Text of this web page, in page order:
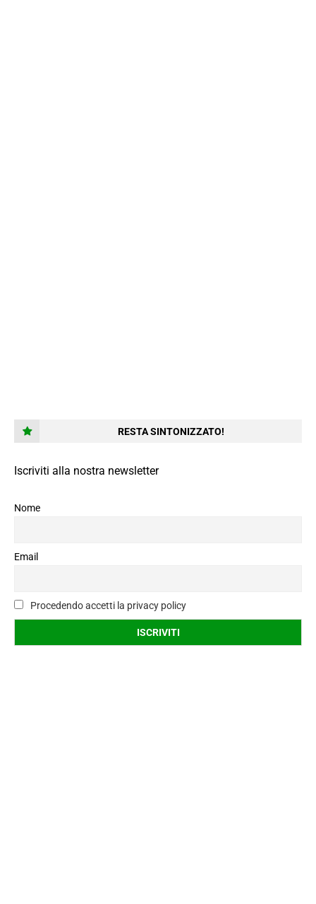
RESTA SINTONIZZATO!
Iscriviti alla nostra newsletter
Nome
Email
Procedendo accetti la privacy policy